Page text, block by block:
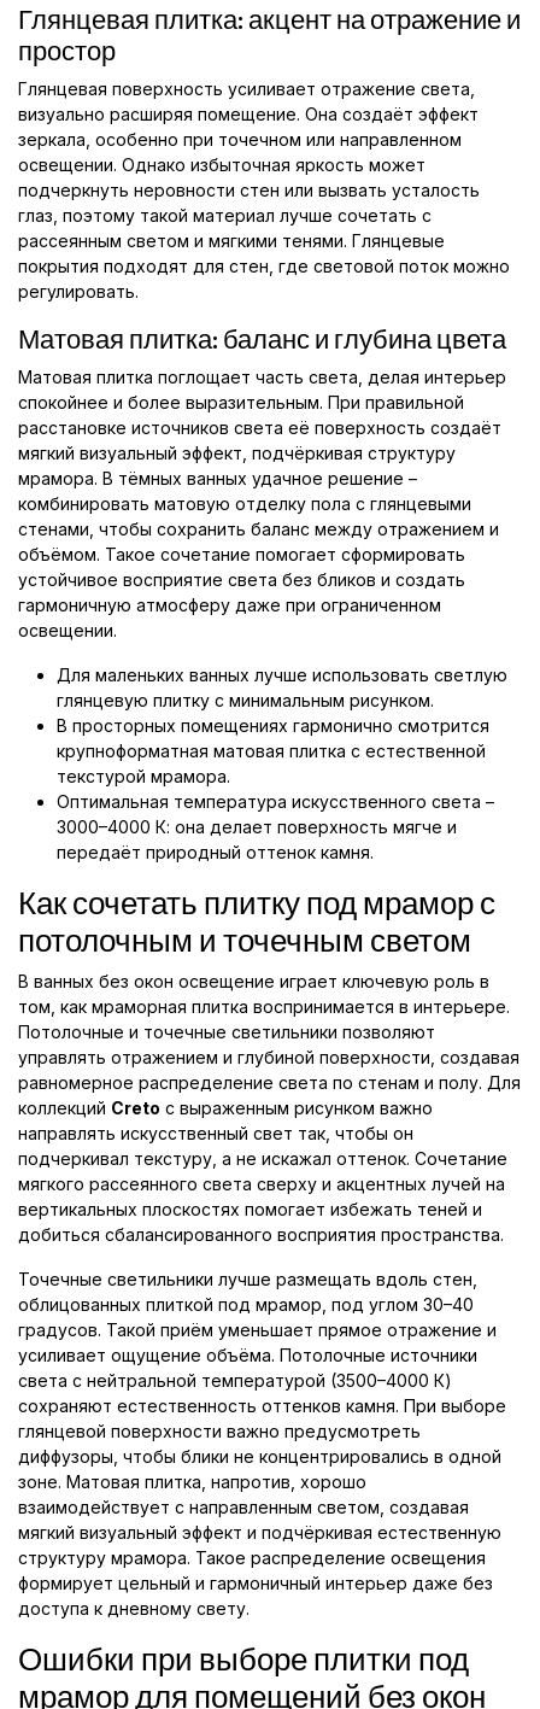
Глянцевая плитка: акцент на отражение и
простор
Глянцевая поверхность усиливает отражение света,
визуально расширяя помещение. Она создаёт эффект
зеркала, особенно при точечном или направленном
освещении. Однако избыточная яркость может
подчеркнуть неровности стен или вызвать усталость
глаз, поэтому такой материал лучше сочетать с
рассеянным светом и мягкими тенями. Глянцевые
покрытия подходят для стен, где световой поток можно
регулировать.
Матовая плитка: баланс и глубина цвета
Матовая плитка поглощает часть света, делая интерьер
спокойнее и более выразительным. При правильной
расстановке источников света её поверхность создаёт
мягкий визуальный эффект, подчёркивая структуру
мрамора. В тёмных ванных удачное решение –
комбинировать матовую отделку пола с глянцевыми
стенами, чтобы сохранить баланс между отражением и
объёмом. Такое сочетание помогает сформировать
устойчивое восприятие света без бликов и создать
гармоничную атмосферу даже при ограниченном
освещении.
Для маленьких ванных лучше использовать светлую
глянцевую плитку с минимальным рисунком.
В просторных помещениях гармонично смотрится
крупноформатная матовая плитка с естественной
текстурой мрамора.
Оптимальная температура искусственного света –
3000–4000 К: она делает поверхность мягче и
передаёт природный оттенок камня.
Как сочетать плитку под мрамор с
потолочным и точечным светом
В ванных без окон освещение играет ключевую роль в
том, как мраморная плитка воспринимается в интерьере.
Потолочные и точечные светильники позволяют
управлять отражением и глубиной поверхности, создавая
равномерное распределение света по стенам и полу. Для
коллекций Creto с выраженным рисунком важно
направлять искусственный свет так, чтобы он
подчеркивал текстуру, а не искажал оттенок. Сочетание
мягкого рассеянного света сверху и акцентных лучей на
вертикальных плоскостях помогает избежать теней и
добиться сбалансированного восприятия пространства.
Точечные светильники лучше размещать вдоль стен,
облицованных плиткой под мрамор, под углом 30–40
градусов. Такой приём уменьшает прямое отражение и
усиливает ощущение объёма. Потолочные источники
света с нейтральной температурой (3500–4000 К)
сохраняют естественность оттенков камня. При выборе
глянцевой поверхности важно предусмотреть
диффузоры, чтобы блики не концентрировались в одной
зоне. Матовая плитка, напротив, хорошо
взаимодействует с направленным светом, создавая
мягкий визуальный эффект и подчёркивая естественную
структуру мрамора. Такое распределение освещения
формирует цельный и гармоничный интерьер даже без
доступа к дневному свету.
Ошибки при выборе плитки под
мрамор для помещений без окон